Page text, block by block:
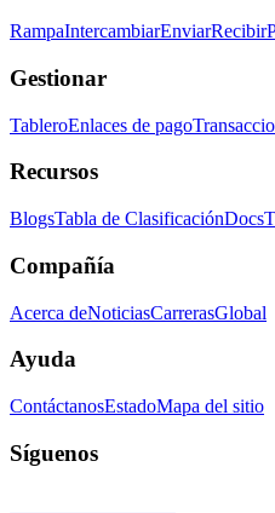
RampaIntercambiarEnviarRecibir
Gestionar
TableroEnlaces de pago
Recursos
BlogsTabla de ClasificaciónDocs
Compañía
Acerca deNoticiasCarrerasGlobal
Ayuda
ContáctanosEstadoMapa del sitio
Síguenos